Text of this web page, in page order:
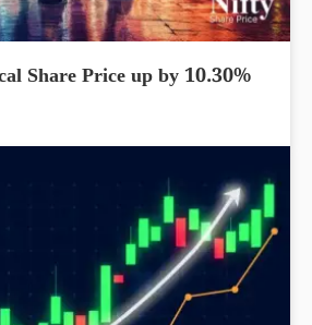
Share Price up by 10.30%